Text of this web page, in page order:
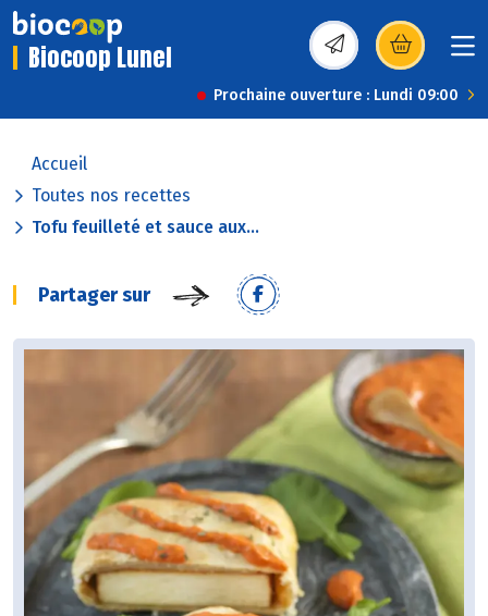
Biocoop Lunel (s’ouvre dans une
Prochaine ouverture : Lundi 09:00
Accueil
Toutes nos recettes
Tofu feuilleté et sauce aux...
Partager sur